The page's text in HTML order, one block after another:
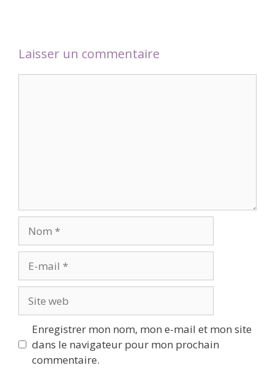
Laisser un commentaire
mail
web
Enregistrer mon nom, mon e-mail et mon site
dans le navigateur pour mon prochain
commentaire.